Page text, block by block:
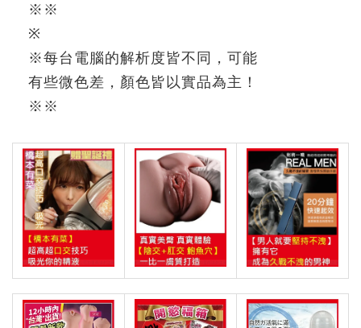
※※
※
※每台電腦的解析度皆不同，可能
有些微色差，顏色皆以實品為主！
※ ※